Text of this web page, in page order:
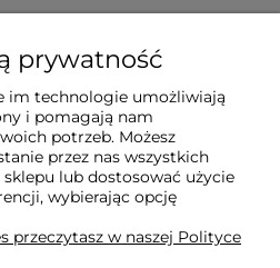
prywatność
im technologie umożliwiają
i pomagają nam
potrzeb. Możesz
przez nas wszystkich
lub dostosować użycie
wybierając opcję
przeczytasz w naszej Polityce